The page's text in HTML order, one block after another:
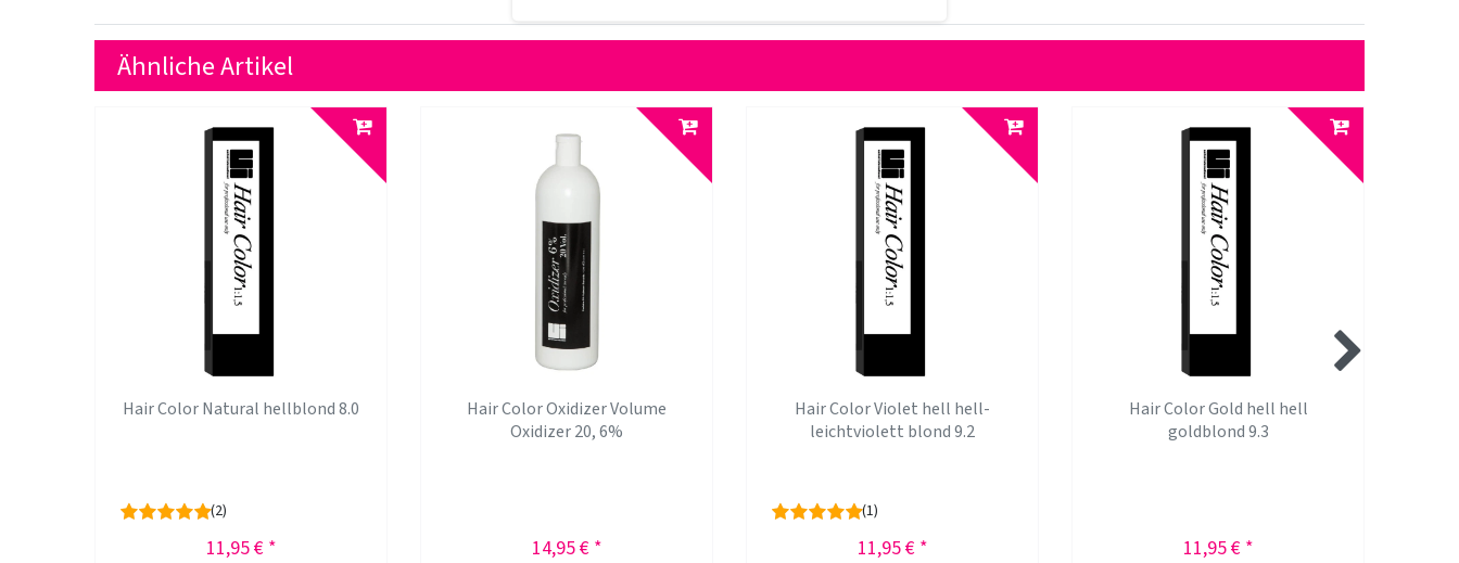
Ähnliche Artikel
Hair Color Natural hellblond 8.0
(2)
11,95 € *
Hair Color Oxidizer Volume
Oxidizer 20, 6%
14,95 € *
Hair Color Violet hell hell-
leichtviolett blond 9.2
(1)
11,95 € *
Hair Color Gold hell hell
goldblond 9.3
11,95 € *